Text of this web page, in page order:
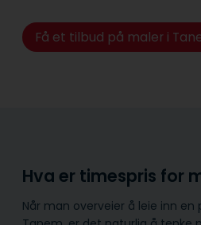
Få et tilbud på maler i
Hva er timespris for
Når man overveier å leie inn en